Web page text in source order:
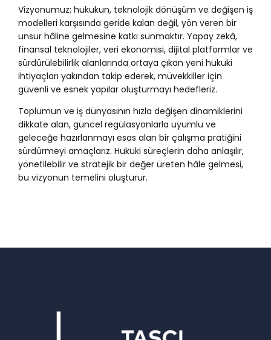
Vizyonumuz; hukukun, teknolojik dönüşüm ve değişen iş
modelleri karşısında geride kalan değil, yön veren bir
unsur hâline gelmesine katkı sunmaktır. Yapay zekâ,
finansal teknolojiler, veri ekonomisi, dijital platformlar ve
sürdürülebilirlik alanlarında ortaya çıkan yeni hukuki
ihtiyaçları yakından takip ederek, müvekkiller için
güvenli ve esnek yapılar oluşturmayı hedefleriz.
Toplumun ve iş dünyasının hızla değişen dinamiklerini
dikkate alan, güncel regülasyonlarla uyumlu ve
geleceğe hazırlanmayı esas alan bir çalışma pratiğini
sürdürmeyi amaçlarız. Hukuki süreçlerin daha anlaşılır,
yönetilebilir ve stratejik bir değer üreten hâle gelmesi,
bu vizyonun temelini oluşturur.